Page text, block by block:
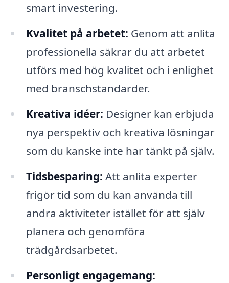
smart investering.
Kvalitet på arbetet: Genom att anlita
professionella säkrar du att arbetet
utförs med hög kvalitet och i enlighet
med branschstandarder.
Kreativa idéer: Designer kan erbjuda
nya perspektiv och kreativa lösningar
som du kanske inte har tänkt på själv.
Tidsbesparing: Att anlita experter
frigör tid som du kan använda till
andra aktiviteter istället för att själv
planera och genomföra
trädgårdsarbetet.
Personligt engagemang: